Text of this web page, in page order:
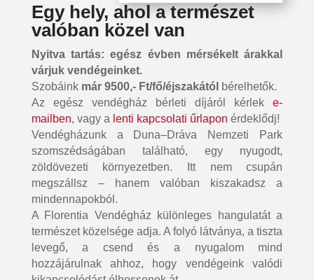
Egy hely, ahol a természet
valóban közel van
Nyitva tartás: egész évben mérsékelt árakkal
várjuk vendégeinket.
Szobáink már 9500,- Ft/fő/éjszakától
bérelhetők.
Az egész vendégház bérleti díjáról kérleke-
mailben, vagy a lenti kapcsolati űrlapon érdeklődj!
Vendégházunk a Duna–Dráva Nemzeti Park
szomszédságában található, egy nyugodt,
zöldövezeti környezetben. Itt nem csupán
megszállsz – hanem valóban kiszakadsz a
mindennapokból.
A Florentia Vendégház különleges hangulatát a
természet közelsége adja. A folyó látványa, a tiszta
levegő, a csend és a nyugalom mind
hozzájárulnak ahhoz, hogy vendégeink valódi